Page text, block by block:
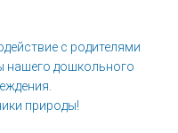
с родителями
нашего дошкольного
природы!